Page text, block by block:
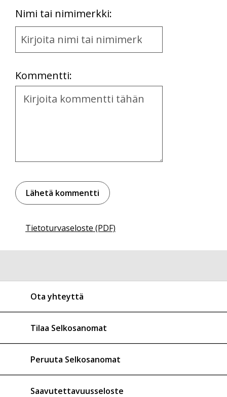
Nimi tai nimimerkki:
Name
and
Kommentti:
Kommentti
Tietoturvaseloste (PDF)
Ota yhteyttä
Tilaa Selkosanomat
Peruuta Selkosanomat
Saavutettavuusseloste